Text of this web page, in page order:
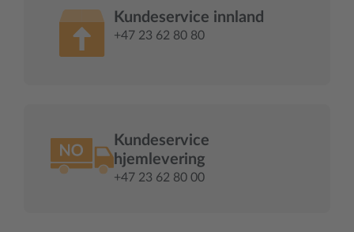
Kundeservice innland
+47 23 62 80 80
Kundeservice
hjemlevering
+47 23 62 80 00